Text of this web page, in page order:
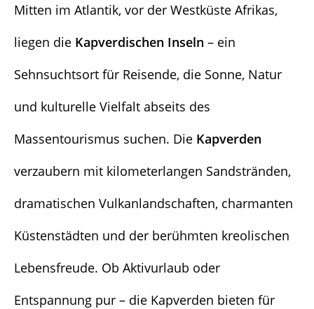
Mitten im Atlantik, vor der Westküste Afrikas,
liegen die Kapverdischen Inseln – ein
Sehnsuchtsort für Reisende, die Sonne, Natur
und kulturelle Vielfalt abseits des
Massentourismus suchen. Die Kapverden
verzaubern mit kilometerlangen Sandstränden,
dramatischen Vulkanlandschaften, charmanten
Küstenstädten und der berühmten kreolischen
Lebensfreude. Ob Aktivurlaub oder
Entspannung pur – die Kapverden bieten für